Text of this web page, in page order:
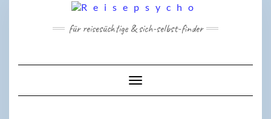
für reisesüchtige & sich-selbst-finder
Toggle Navigation